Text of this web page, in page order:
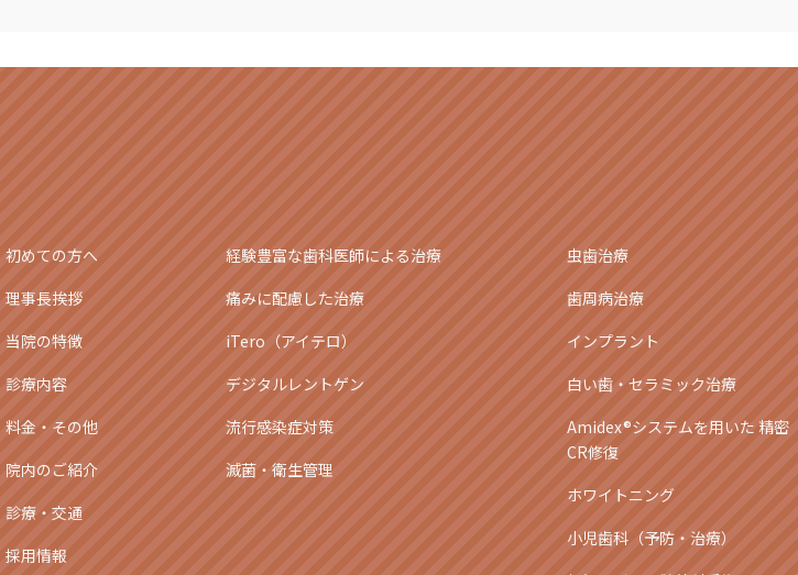
初めての方へ
理事長挨拶
当院の特徴
診療内容
料金・その他
院内のご紹介
診療・交通
採用情報
経験豊富な歯科医師による治療
痛みに配慮した治療
iTero（アイテロ）
デジタルレントゲン
流行感染症対策
滅菌・衛生管理
虫歯治療
歯周病治療
インプラント
白い歯・セラミック治療
Amidex®システムを用いた 精密
CR修復
ホワイトニング
小児歯科（予防・治療）